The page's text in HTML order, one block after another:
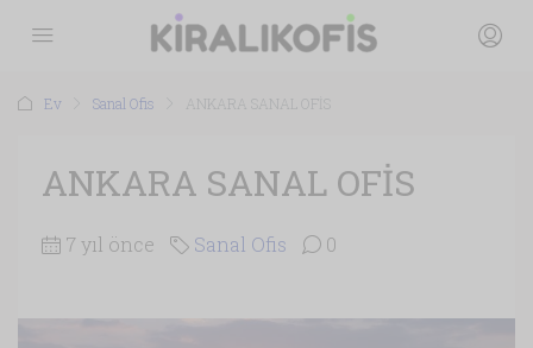
Ev Sanal Ofis ANKARA SANAL OFİS
ANKARA SANAL OFİS
7 yıl önce Sanal Ofis 0